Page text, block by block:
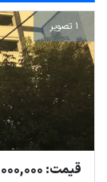
1 تصویر
قیمت: 43,700,000,000 تومان